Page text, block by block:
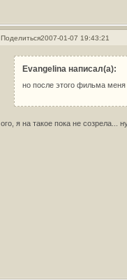
Поделиться2007-01-07 19:43:21
Evangelina написал(а):
но после этого фильма
ого, я на такое пока не созрела...